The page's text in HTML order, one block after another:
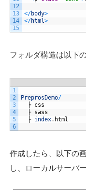
12
13
14
15
</body>
</html>
フォルダ構造は以下
1
2
3
4
5
6
PreprosDemo/
├ css
├ sass
├ index. html
作成したら、以下の
し、ローカルサーバ